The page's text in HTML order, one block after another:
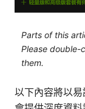
Parts of this
Please double-
them.
以下內容將以